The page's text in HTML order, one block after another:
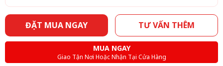
ĐẶT MUA NGAY TƯ VẤN THÊM
MUA NGAY
Giao Tận Nơi Hoặc Nhận Tại Cửa Hàng